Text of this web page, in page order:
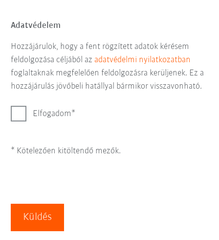
Adatvédelem
Hozzájárulok, hogy a fent rögzített adatok kérésem
feldolgozása céljából az adatvédelmi nyilatkozatban
foglaltaknak megfelelően feldolgozásra kerüljenek. Ez a
hozzájárulás jövőbeli hatállyal bármikor visszavonható.
Elfogadom
* Kötelezően kitöltendő mezők.
Küldés